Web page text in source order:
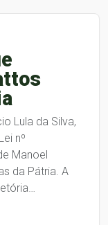
Lula da Silva,
nº
Manoel
da Pátria. A